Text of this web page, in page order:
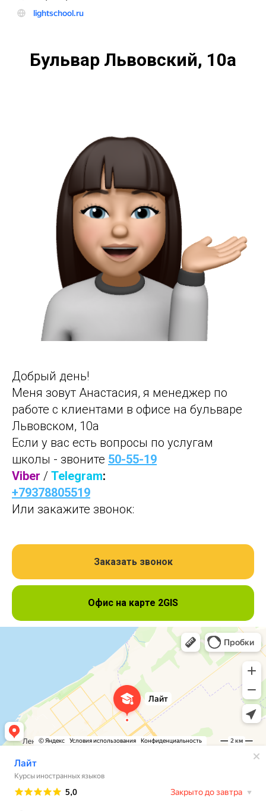
Бульвар Львовский, 10а
Добрый день!
Меня зовут Анастасия, я менеджер по
работе с клиентами в офисе на бульваре
Львовском, 10а
Если у вас есть вопросы по услугам
школы - звоните 50-55-19
Viber / Telegram:
+79378805519
Или закажите звонок:
Заказать звонок
Офис на карте 2GIS